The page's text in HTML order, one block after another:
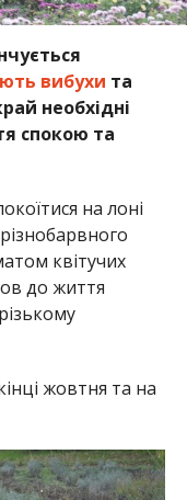
вибухи та
необхідні
спокою та
на лоні
квітучих
до життя
жовтня та на